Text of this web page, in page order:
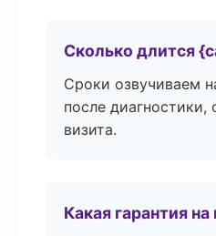
Сколько длится
Сроки озвучиваем
после диагностики,
визита.
Какая гарантия